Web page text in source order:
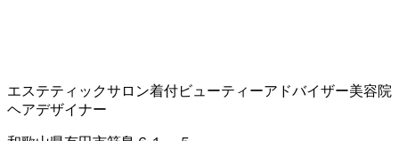
エステティックサロン着付ビューティーアドバイザー美容院
ヘアデザイナー